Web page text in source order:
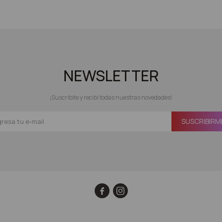
NEWSLETTER
¡Suscribite y recibí todas nuestras novedades!
 